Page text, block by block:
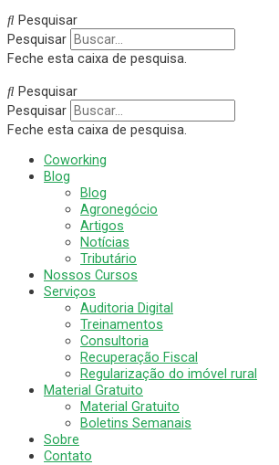
Pesquisar
Pesquisar
Feche esta caixa de pesquisa.
Pesquisar
Pesquisar
Feche esta caixa de pesquisa.
Coworking
Blog
Blog
Agronegócio
Artigos
Notícias
Tributário
Nossos Cursos
Serviços
Auditoria Digital
Treinamentos
Consultoria
Recuperação Fiscal
Regularização do imóvel rural
Material Gratuito
Material Gratuito
Boletins Semanais
Sobre
Contato